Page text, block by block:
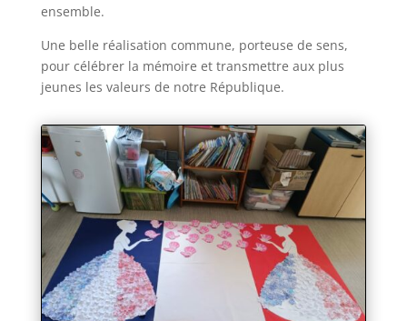
ensemble.
Une belle réalisation commune, porteuse de sens,
pour célébrer la mémoire et transmettre aux plus
jeunes les valeurs de notre République.